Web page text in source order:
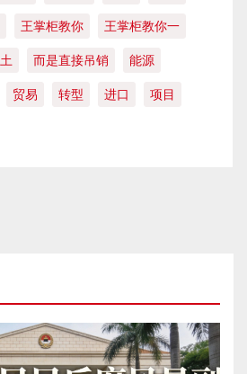
王掌柜教你 王掌柜教你一
而是直接吊销 能源
贸易 转型 进口 项目